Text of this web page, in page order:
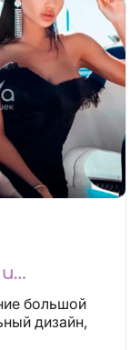
большой
дизайн,